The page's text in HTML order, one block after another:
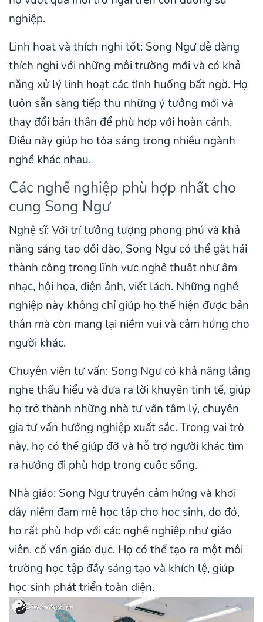
nghiệp.
Linh hoạt và thích nghi tốt: Song Ngư dễ dàng
thích nghi với những môi trường mới và có khả
năng xử lý linh hoạt các tình huống bất ngờ. Họ
luôn sẵn sàng tiếp thu những ý tưởng mới và
thay đổi bản thân để phù hợp với hoàn cảnh.
Điều này giúp họ tỏa sáng trong nhiều ngành
nghề khác nhau.
Các nghề nghiệp phù hợp nhất cho
cung Song Ngư
Nghệ sĩ: Với trí tưởng tượng phong phú và khả
năng sáng tạo dồi dào, Song Ngư có thể gặt hái
thành công trong lĩnh vực nghệ thuật như âm
nhạc, hội họa, điện ảnh, viết lách. Những nghề
nghiệp này không chỉ giúp họ thể hiện được bản
thân mà còn mang lại niềm vui và cảm hứng cho
người khác.
Chuyên viên tư vấn: Song Ngư có khả năng lắng
nghe thấu hiểu và đưa ra lời khuyên tinh tế, giúp
họ trở thành những nhà tư vấn tâm lý, chuyên
gia tư vấn hướng nghiệp xuất sắc. Trong vai trò
này, họ có thể giúp đỡ và hỗ trợ người khác tìm
ra hướng đi phù hợp trong cuộc sống.
Nhà giáo: Song Ngư truyền cảm hứng và khơi
dậy niềm đam mê học tập cho học sinh, do đó,
họ rất phù hợp với các nghề nghiệp như giáo
viên, cố vấn giáo dục. Họ có thể tạo ra một môi
trường học tập đầy sáng tạo và khích lệ, giúp
học sinh phát triển toàn diện.